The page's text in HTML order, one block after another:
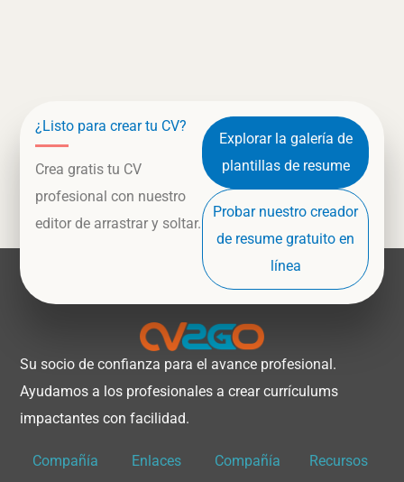
¿Listo para crear tu CV?
Crea gratis tu CV
profesional con nuestro
editor de arrastrar y soltar.
Explorar la galería de
plantillas de resume
Probar nuestro creador
de resume gratuito en
línea
Su socio de confianza para el avance profesional.
Ayudamos a los profesionales a crear currículums
impactantes con facilidad.
Compañía
Enlaces
Compañía Recursos